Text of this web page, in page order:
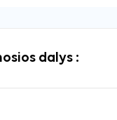
dalys :